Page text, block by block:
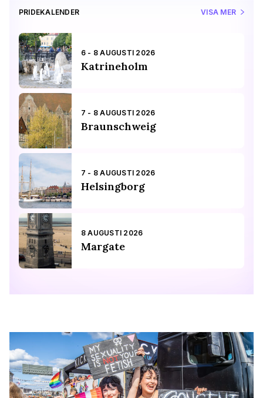
PRIDEKALENDER VISA MER
6 - 8 AUGUSTI 2026
Katrineholm
7 - 8 AUGUSTI 2026
Braunschweig
7 - 8 AUGUSTI 2026
Helsingborg
8 AUGUSTI 2026
Margate